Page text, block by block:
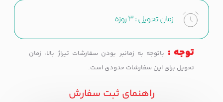
زمان تحویل :3 روزه
توجه : باتوجه به زمانبر بودن سفارشات تیراژ بالا، زمان
تحویل برای این سفارشات حدودی است.
راهنمای ثبت سفارش